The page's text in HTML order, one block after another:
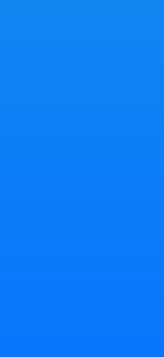
Hà Nội
dạy môn Toán,
ôn thi HSG